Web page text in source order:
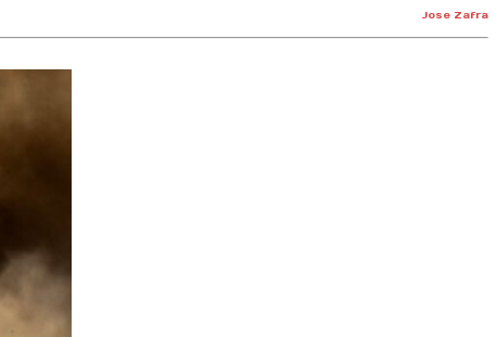
Jose Zafra